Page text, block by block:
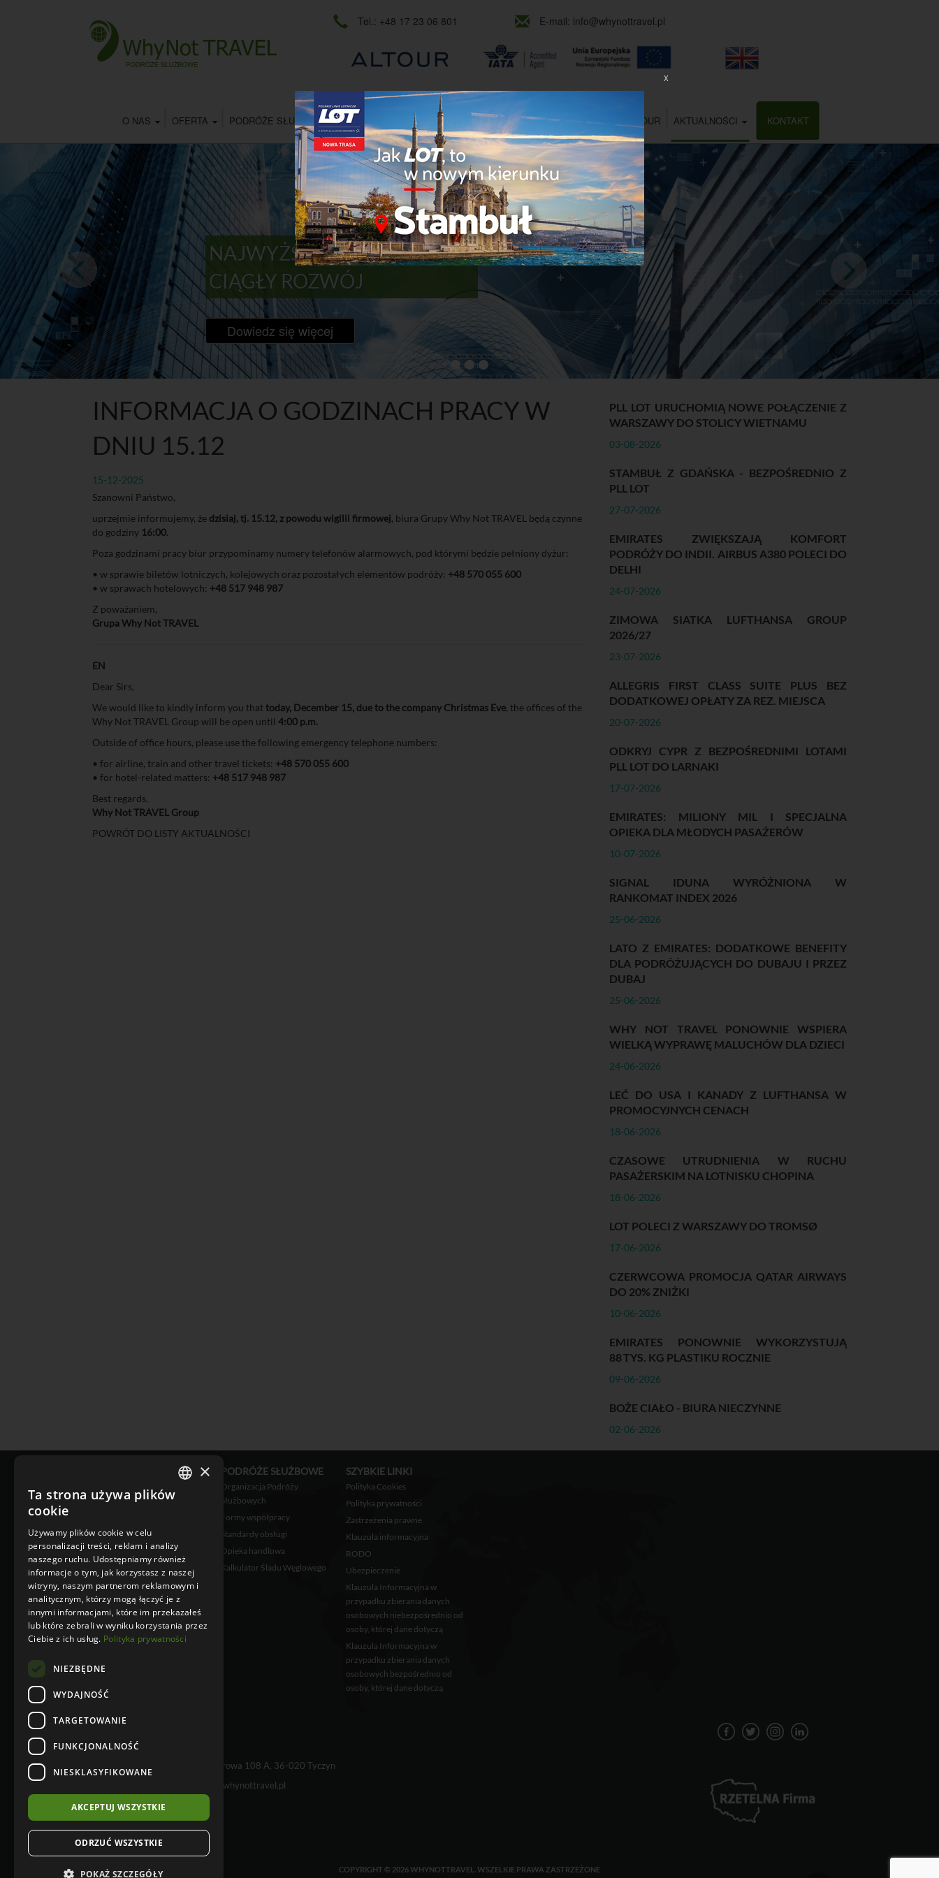
Tel.: +48 17 23 06 801 E-mail: info@whynottravel.pl
O NAS OFERTA PODRÓŻE SŁUŻBOWE MICE KONGRESY I KONFERENCJE E-TECHNOLOGIE ALTOUR AKTUALNOŚCI KONTAKT
NAJWYŻSZY POZIOM USŁUG
CIĄGŁY ROZWÓJ
Dowiedz się więcej
PLL LOT URUCHOMIĄ NOWE POŁĄCZENIE Z
WARSZAWY DO STOLICY WIETNAMU
03-08-2026
STAMBUŁ Z GDAŃSKA - BEZPOŚREDNIO Z
PLL LOT
27-07-2026
EMIRATES ZWIĘKSZAJĄ KOMFORT
PODRÓŻY DO INDII. AIRBUS A380 POLECI DO
DELHI
24-07-2026
ZIMOWA SIATKA LUFTHANSA GROUP
2026/27
23-07-2026
ALLEGRIS FIRST CLASS SUITE PLUS BEZ
DODATKOWEJ OPŁATY ZA REZ. MIEJSCA
20-07-2026
ODKRYJ CYPR Z BEZPOŚREDNIMI LOTAMI
PLL LOT DO LARNAKI
17-07-2026
EMIRATES: MILIONY MIL I SPECJALNA
OPIEKA DLA MŁODYCH PASAŻERÓW
10-07-2026
SIGNAL IDUNA WYRÓŻNIONA W
RANKOMAT INDEX 2026
25-06-2026
LATO Z EMIRATES: DODATKOWE BENEFITY
DLA PODRÓŻUJĄCYCH DO DUBAJU I PRZEZ
DUBAJ
25-06-2026
WHY NOT TRAVEL PONOWNIE WSPIERA
WIELKĄ WYPRAWĘ MALUCHÓW DLA DZIECI
24-06-2026
LEĆ DO USA I KANADY Z LUFTHANSA W
PROMOCYJNYCH CENACH
18-06-2026
CZASOWE UTRUDNIENIA W RUCHU
PASAŻERSKIM NA LOTNISKU CHOPINA
18-06-2026
LOT POLECI Z WARSZAWY DO TROMSØ
17-06-2026
CZERWCOWA PROMOCJA QATAR AIRWAYS
DO 20% ZNIŻKI
10-06-2026
EMIRATES PONOWNIE WYKORZYSTUJĄ
88 TYS. KG PLASTIKU ROCZNIE
09-06-2026
BOŻE CIAŁO - BIURA NIECZYNNE
02-06-2026
INFORMACJA O GODZINACH PRACY W
DNIU 15.12
15-12-2025
Szanowni Państwo,
uprzejmie informujemy, że dzisiaj, tj. 15.12, z powodu wigilii firmowej, biura Grupy Why Not TRAVEL będą czynne
do godziny 16:00.
Poza godzinami pracy biur przypominamy numery telefonów alarmowych, pod którymi będzie pełniony dyżur:
• w sprawie biletów lotniczych, kolejowych oraz pozostałych elementów podróży: +48 570 055 600
• w sprawach hotelowych: +48 517 948 987
Z poważaniem,
Grupa Why Not TRAVEL
EN
Dear Sirs,
We would like to kindly inform you thattoday, December 15, due to the company Christmas Eve, the offices of the
Why Not TRAVEL Group will be open until 4:00 p.m.
Outside of office hours, please use the following emergency telephone numbers:
• for airline, train and other travel tickets: +48 570 055 600
• for hotel-related matters: +48 517 948 987
Best regards,
Why Not TRAVEL Group
POWRÓT DO LISTY AKTUALNOŚCI
WHY NOT TRAVEL sp. z o.o., Kielnarowa 108 A, 36-020 Tyczyn
info@whynottravel.pl
Bilety kolejowe
Voucher Turystyczny
Private Jet
Logistyka Pasażerska
Ubezpieczenia
PODRÓŻE SŁUŻBOWE
Organizacja Podróży
Służbowych
Formy współpracy
Standardy obsługi
Opieka handlowa
Kalkulator Śladu Węglowego
SZYBKIE LINKI
Polityka Cookies
Polityka prywatności
Zastrzeżenia prawne
Klauzula informacyjna
RODO
Ubezpieczenie
Klauzula Informacyjna w
przypadku zbierania danych
osobowych niebezpośrednio od
osoby, której dane dotyczą
Klauzula Informacyjna w
przypadku zbierania danych
osobowych bezpośrednio od
osoby, której dane dotyczą
COPYRIGHT © 2026 WHYNOTTRAVEL. WSZELKIE PRAWA ZASTRZEŻONE
X
×
Ta strona używa plików
cookie
Używamy plików cookie w celu
personalizacji treści, reklam i analizy
naszego ruchu. Udostępniamy również
informacje o tym, jak korzystasz z naszej
witryny, naszym partnerom reklamowym i
analitycznym, którzy mogą łączyć je z
innymi informacjami, które im przekazałeś
lub które zebrali w wyniku korzystania przez
Ciebie z ich usług. Polityka prywatności
NIEZBĘDNE
WYDAJNOŚĆ
TARGETOWANIE
FUNKCJONALNOŚĆ
NIESKLASYFIKOWANE
AKCEPTUJ WSZYSTKIE
ODRZUĆ WSZYSTKIE
POKAŻ SZCZEGÓŁY